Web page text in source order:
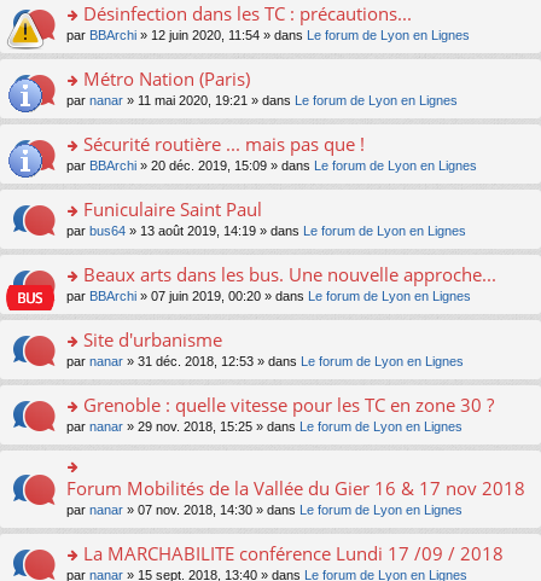
e
nt
u
s
ré
e
nt
lu
le
pl
u
s
e
nt
g
e
n
o
lu
pl
u
s
c
e
nt
e
s
a
g
e
n
n
lu
le
pl
u
c
e
nt
ult
er
le
m
e
a
g
e
n
n
le
pl
u
ré
c
e
nt
o
n
ult
er
le
m
e
a
g
e
n
n
le
pl
u
ré
c
e
nt
Désinfection dans les TC : précautions...
par BBArchi » 12 juin 2020, 11:54 » dans Le forum de Lyon en Lignes
o
n
ult
er
le
m
e
a
g
e
n
n
le
pl
u
s
ré
c
e
nt
Métro Nation (Paris)
par nanar » 11 mai 2020, 19:21 » dans Le forum de Lyon en Lignes
o
n
ult
er
le
m
e
a
g
e
n
n
le
pl
u
s
c
Sécurité routière ... mais pas que !
par BBArchi » 20 déc. 2019, 15:09 » dans Le forum de Lyon en Lignes
o
n
ult
er
le
m
e
a
g
e
n
o
lu
pl
u
Funiculaire Saint Paul
par bus64 » 13 août 2019, 14:19 » dans Le forum de Lyon en Lignes
o
n
ult
er
le
m
e
s
g
e
n
o
Beaux arts dans les bus. Une nouvelle approche...
par BBArchi » 07 juin 2019, 00:20 » dans Le forum de Lyon en Lignes
o
n
ult
er
le
m
e
s
g
Site d'urbanisme
par nanar » 31 déc. 2018, 12:53 » dans Le forum de Lyon en Lignes
o
n
s
ult
er
le
m
e
s
Grenoble : quelle vitesse pour les TC en zone 30 ?
par nanar » 29 nov. 2018, 15:25 » dans Le forum de Lyon en Lignes
o
n
er
le
Forum Mobilités de la Vallée du Gier 16 & 17 nov 2018
par nanar » 07 nov. 2018, 14:30 » dans Le forum de Lyon en Lignes
o
La MARCHABILITE conférence Lundi 17 /09 / 2018
par nanar » 15 sept. 2018, 13:40 » dans Le forum de Lyon en Lignes